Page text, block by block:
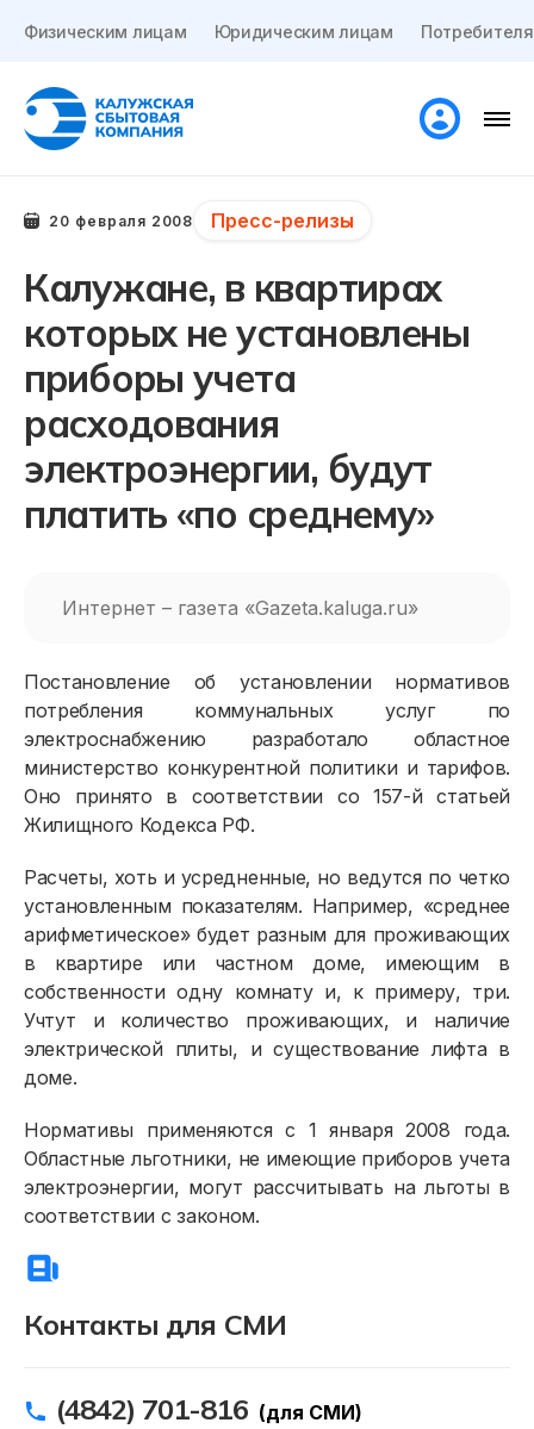
Физическим лицам Юридическим лицам
Контакты для СМИ
(4842) 701-816 (для СМИ)
20 февраля 2008 Пресс-релизы
Калужане, в квартирах
которых не установлены
приборы учета
расходования
электроэнергии, будут
платить «по среднему»
Интернет – газета «Gazeta.kaluga.ru»
Постановление об установлении нормативов
потребления коммунальных услуг по
электроснабжению разработало областное
министерство конкурентной политики и тарифов.
Оно принято в соответствии со 157-й статьей
Жилищного Кодекса РФ.
Расчеты, хоть и усредненные, но ведутся по четко
установленным показателям. Например, «среднее
арифметическое» будет разным для проживающих
в квартире или частном доме, имеющим в
собственности одну комнату и, к примеру, три.
Учтут и количество проживающих, и наличие
электрической плиты, и существование лифта в
доме.
Нормативы применяются с 1 января 2008 года.
Областные льготники, не имеющие приборов учета
электроэнергии, могут рассчитывать на льготы в
соответствии с законом.
Физическим лицам
Договор энергоснабжения
Расчёты и оплата
Приборы учёта и показания
Должникам
Онлайн-сервисы